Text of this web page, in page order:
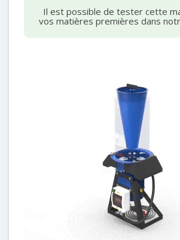
Il est possible de tester cette
vos matières premières dans